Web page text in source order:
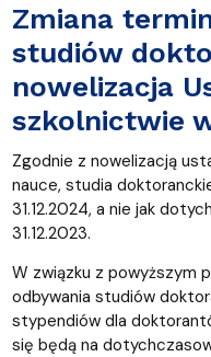
Zmiana
studiów
nowelizacja
szkolnictwie
Zgodnie z nowelizacją
nauce, studia
31.12.2024, a nie jak
31.12.2023.
W związku z powyższym
odbywania studiów
stypendiów dla
się będą na